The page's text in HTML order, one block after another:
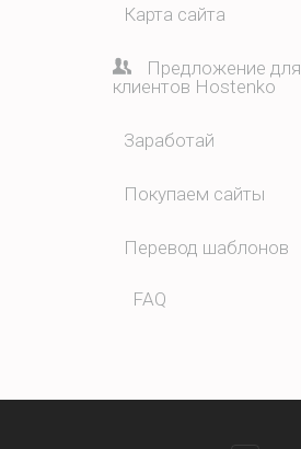
Карта сайта
Предложение для
клиентов Hostenko
Заработай
Покупаем сайты
Перевод шаблонов
FAQ